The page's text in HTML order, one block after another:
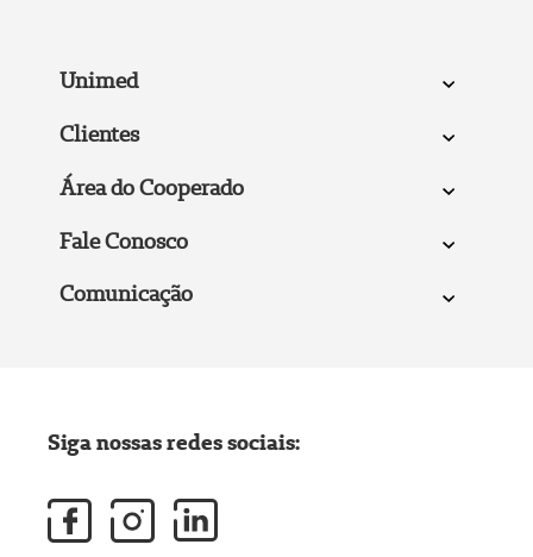
Unimed
Clientes
Área do Cooperado
Fale Conosco
Comunicação
Siga nossas redes sociais: